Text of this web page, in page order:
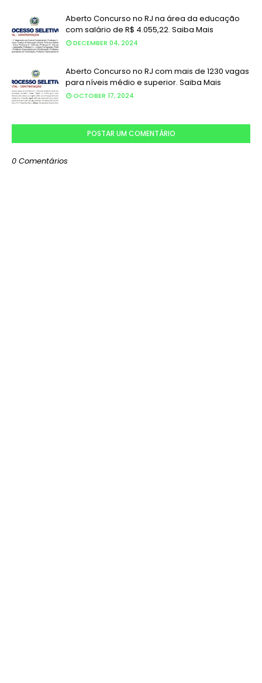
Aberto Concurso no RJ na área da educação
com salário de R$ 4.055,22. Saiba Mais
DECEMBER 04, 2024
Aberto Concurso no RJ com mais de 1230 vagas
para níveis médio e superior. Saiba Mais
OCTOBER 17, 2024
POSTAR UM COMENTÁRIO
0 Comentários